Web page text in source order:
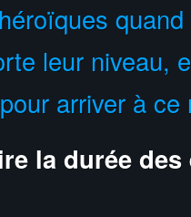
leur niveau,
arriver à
la durée